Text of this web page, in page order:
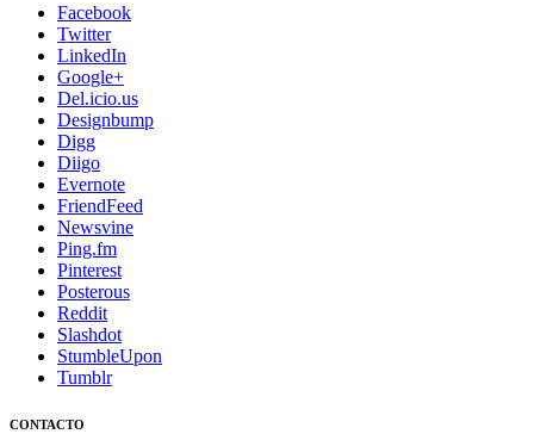
Facebook
Twitter
LinkedIn
Google+
Del.icio.us
Designbump
Digg
Diigo
Evernote
FriendFeed
Newsvine
Ping.fm
Pinterest
Posterous
Reddit
Slashdot
StumbleUpon
Tumblr
CONTACTO